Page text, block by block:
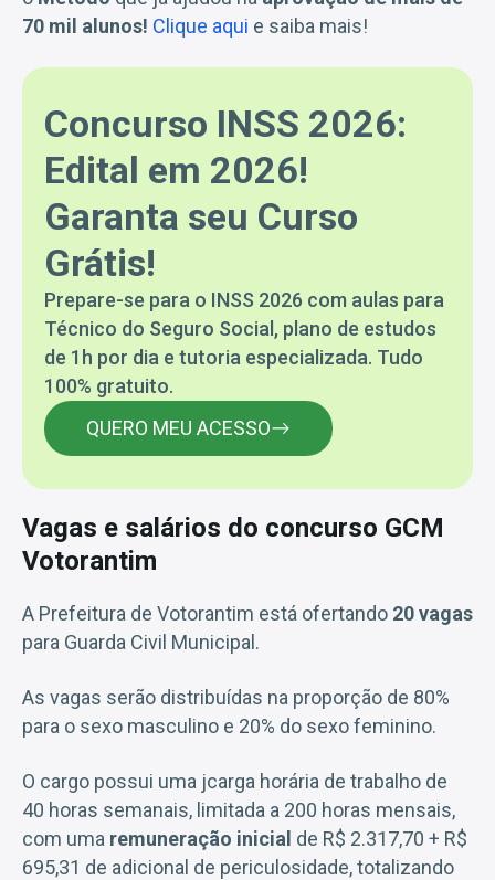
70 mil alunos! Clique aqui e saiba mais!
Concurso INSS 2026:
Edital em 2026!
Garanta seu Curso
Grátis!
Prepare-se para o INSS 2026 com aulas para
Técnico do Seguro Social, plano de estudos
de 1h por dia e tutoria especializada. Tudo
100% gratuito.
QUERO MEU ACESSO
Vagas e salários do concurso GCM
Votorantim
A Prefeitura de Votorantim está ofertando 20 vagas
para Guarda Civil Municipal.
As vagas serão distribuídas na proporção de 80%
para o sexo masculino e 20% do sexo feminino.
O cargo possui uma jcarga horária de trabalho de
40 horas semanais, limitada a 200 horas mensais,
com uma remuneração inicial de R$ 2.317,70 + R$
695,31 de adicional de periculosidade, totalizando